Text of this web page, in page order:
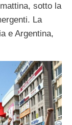
sotto la
La
e Argentina,